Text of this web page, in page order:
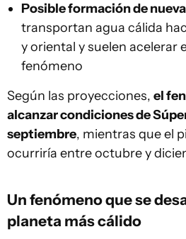
Posible formación de
transportan agua cálida
y oriental y suelen acelerar
fenómeno
Según las proyecciones, el
alcanzar condiciones de
septiembre, mientras que el
ocurriría entre octubre y
Un fenómeno que se
planeta más cálido